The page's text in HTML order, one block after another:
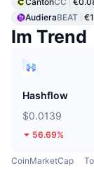
AudieraBEAT
Im Trend
Hashflow
$0.0139
56.69%
CoinMarketCap